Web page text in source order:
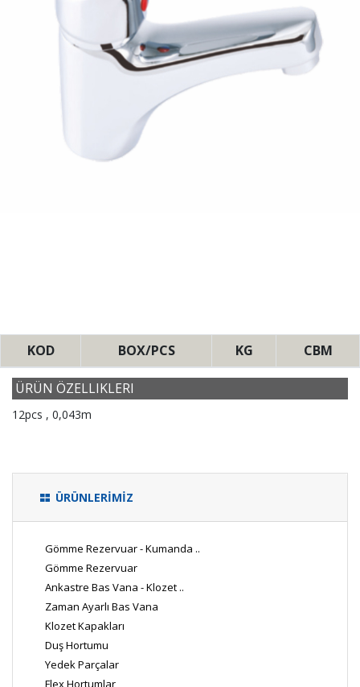
KOD BOX/PCS KG CBM
ÜRÜN ÖZELLIKLERI
12pcs , 0,043m
ÜRÜNLERİMİZ
Gömme Rezervuar - Kumanda ..
Gömme Rezervuar
Ankastre Bas Vana - Klozet ..
Zaman Ayarlı Bas Vana
Klozet Kapakları
Duş Hortumu
Yedek Parçalar
Flex Hortumlar